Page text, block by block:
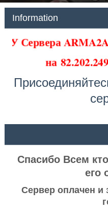
Information
У Сервера
на
Спасибо Всем
его
Сервер оплачен и